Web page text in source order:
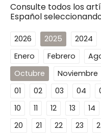
Consulte todos los
Español
2026 2025 2024
Enero
Febrero
Octubre
Noviembre
01
02 03 04
10
11 12 13 14
20
21 22 23